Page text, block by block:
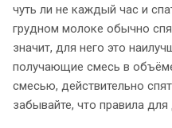
чуть ли не каждый час и
грудном молоке обычно
значит, для него это
получающие смесь в
смесью, действительно
забывайте, что правила